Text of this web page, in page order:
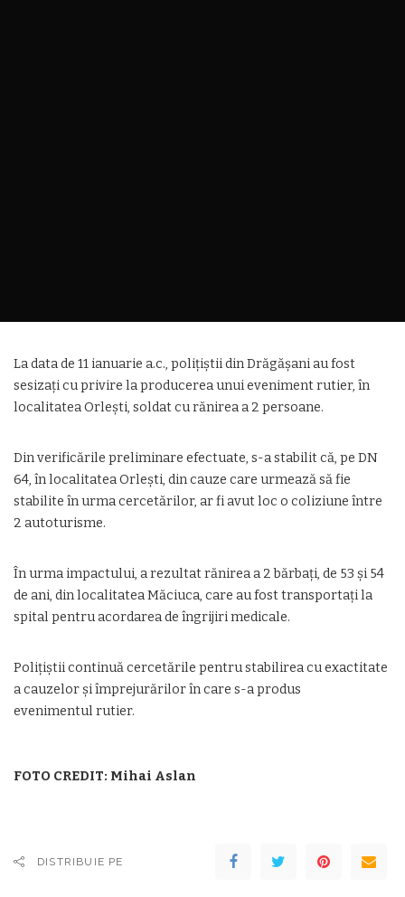
La data de 11 ianuarie a.c., polițiștii din Drăgășani au fost
sesizați cu privire la producerea unui eveniment rutier, în
localitatea Orlești, soldat cu rănirea a 2 persoane.
Din verificările preliminare efectuate, s-a stabilit că, pe DN
64, în localitatea Orlești, din cauze care urmează să fie
stabilite în urma cercetărilor, ar fi avut loc o coliziune între
2 autoturisme.
În urma impactului, a rezultat rănirea a 2 bărbați, de 53 și 54
de ani, din localitatea Măciuca, care au fost transportați la
spital pentru acordarea de îngrijiri medicale.
Polițiștii continuă cercetările pentru stabilirea cu exactitate
a cauzelor și împrejurărilor în care s-a produs
evenimentul rutier.
FOTO CREDIT: Mihai Aslan
DISTRIBUIE PE